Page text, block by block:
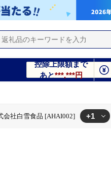
控除上限額まで
あと***,***円
会社白雪食品 [AHAI002] +1